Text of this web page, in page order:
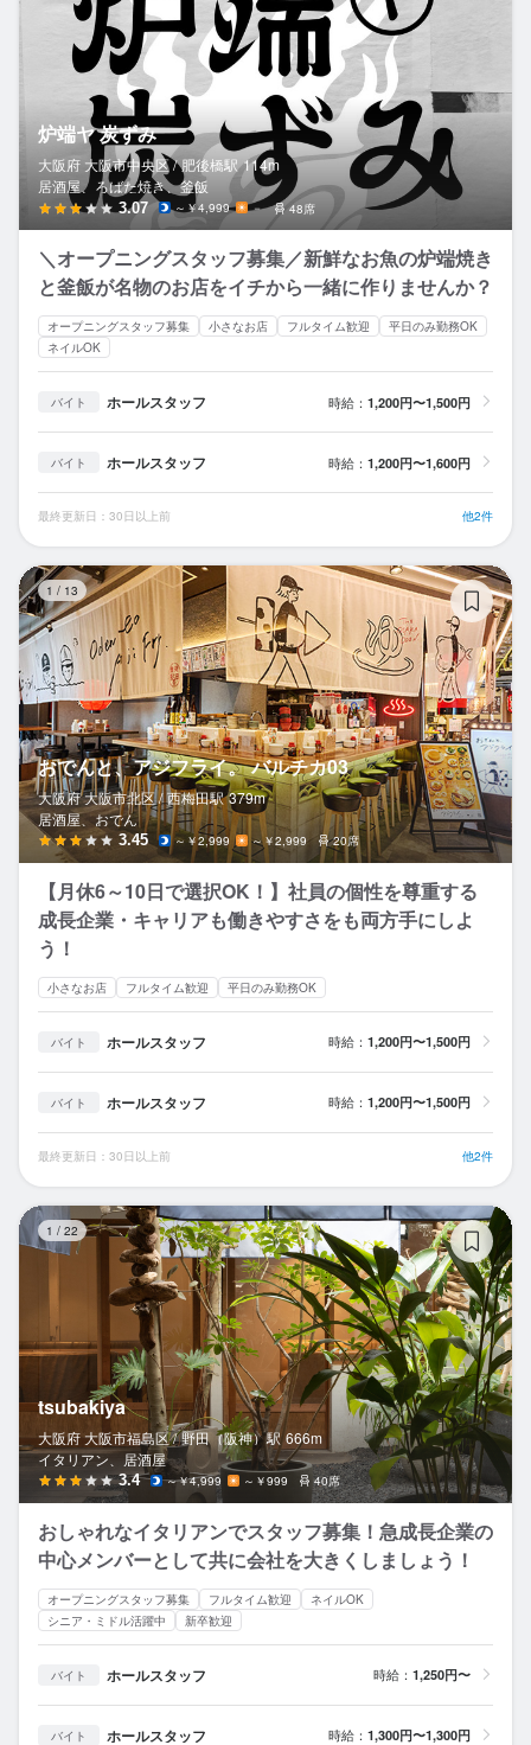
炉端ヤ 炭ずみ
大阪府 大阪市中央区 / 肥後橋駅 114m
居酒屋、ろばた焼き、釜飯
3.07 ～￥4,999 － 48席
＼オープニングスタッフ募集／新鮮なお魚の炉端焼き
と釜飯が名物のお店をイチから一緒に作りませんか？
オープニングスタッフ募集 小さなお店 フルタイム歓迎
平日のみ勤務OK
ネイルOK
バイト ホールスタッフ 時給： 1,200円〜1,500円
バイト ホールスタッフ 時給： 1,200円〜1,600円
最終更新日：30日以上前 他2件
1 / 13
おでんと、アジフライ。 バルチカ03
大阪府 大阪市北区 / 西梅田駅 379m
居酒屋、おでん
3.45 ～￥2,999 ～￥2,999 20席
【月休6～10日で選択OK！】社員の個性を尊重する
成長企業・キャリアも働きやすさをも両方手にしよ
う！
小さなお店 フルタイム歓迎 平日のみ勤務OK
バイト ホールスタッフ 時給： 1,200円〜1,500円
バイト ホールスタッフ 時給： 1,200円〜1,500円
最終更新日：30日以上前 他2件
1 / 22
tsubakiya
大阪府 大阪市福島区 / 野田（阪神）駅 666m
イタリアン、居酒屋
3.4 ～￥4,999 ～￥999 40席
おしゃれなイタリアンでスタッフ募集！急成長企業の
中心メンバーとして共に会社を大きくしましょう！
オープニングスタッフ募集 フルタイム歓迎
ネイルOK
シニア・ミドル活躍中
新卒歓迎
バイト ホールスタッフ 時給： 1,250円〜
バイト ホールスタッフ 時給： 1,300円〜1,300円